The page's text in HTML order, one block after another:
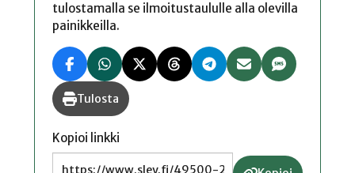
tulostamalla se ilmoitustaululle alla olevilla
painikkeilla.
Tulosta
Kopioi linkki